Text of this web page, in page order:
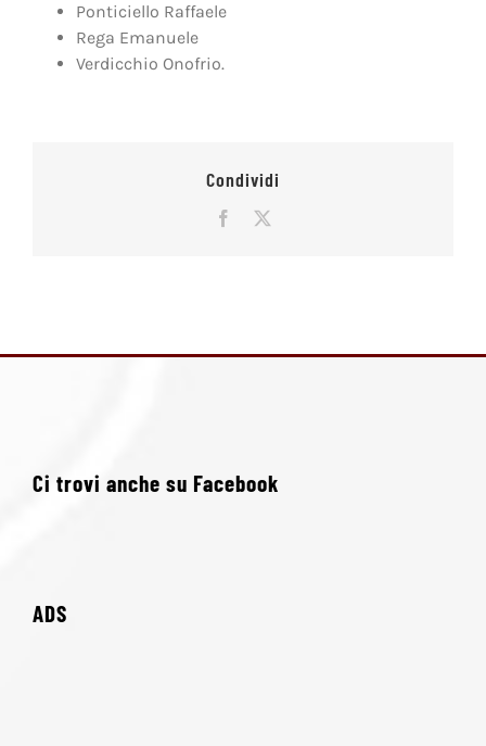
Ponticiello Raffaele
Rega Emanuele
Verdicchio Onofrio.
Condividi
Facebook
Ci trovi anche su Facebook
ADS